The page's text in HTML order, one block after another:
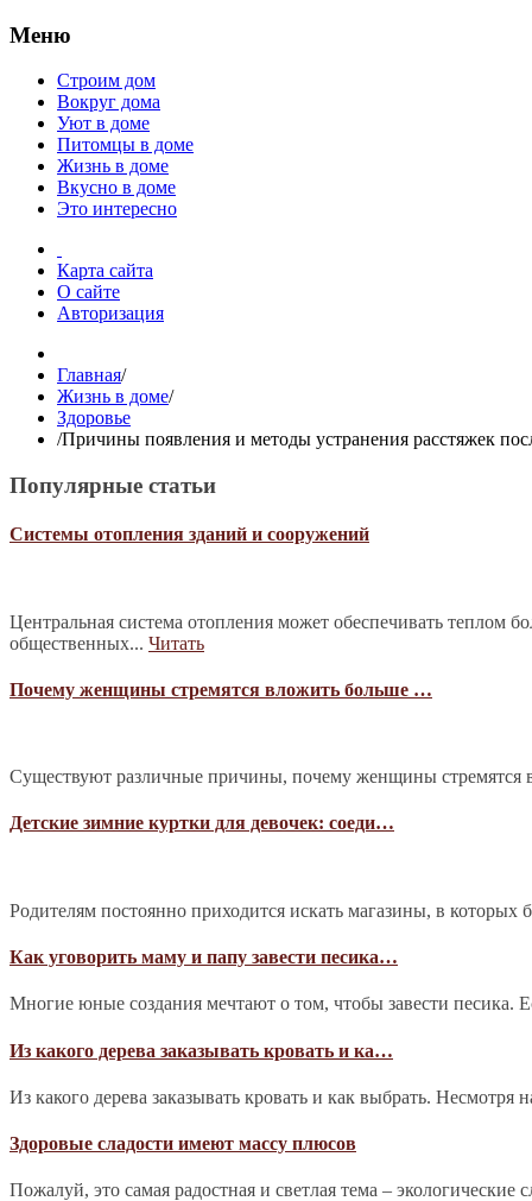
Меню
Строим дом
Вокруг дома
Уют в доме
Питомцы в доме
Жизнь в доме
Вкусно в доме
Это интересно
Карта сайта
О сайте
Авторизация
Главная/
Жизнь в доме/
Здоровье
/Причины появления и методы устранения расстяжек
Популярные статьи
Системы отопления зданий и сооружений
Центральная система отопления может обеспечивать
общественных... Читать
Почему женщины стремятся вложить больше …
Существуют различные причины, почему женщины
Детские зимние куртки для девочек: соеди…
Родителям постоянно приходится искать магазины, в
Как уговорить маму и папу завести песика…
Многие юные создания мечтают о том, чтобы завести песика.
Из какого дерева заказывать кровать и ка…
Из какого дерева заказывать кровать и как выбрать.
Здоровые сладости имеют массу плюсов
Пожалуй, это самая радостная и светлая тема –